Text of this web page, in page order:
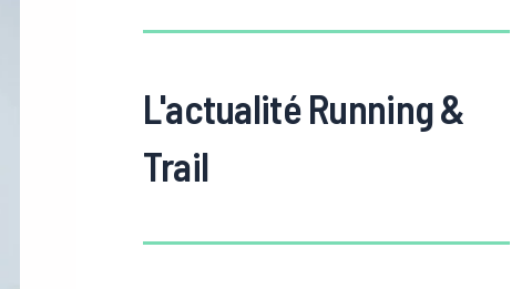
L'actualité Running &
Trail